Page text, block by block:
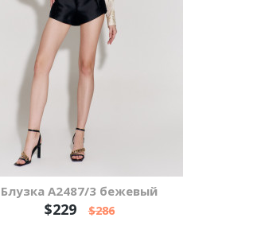
Блузка А2487/3 бежевый
$229 $286